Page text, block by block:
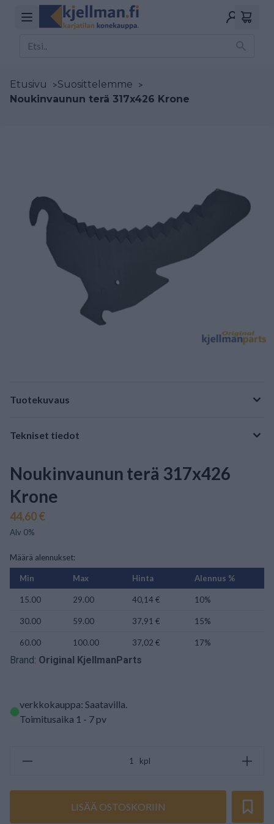
Etusivu >Suosittelemme >
Noukinvaunun terä 317x426 Krone
Tuotekuvaus
Tekniset tiedot
Noukinvaunun terä 317x426
Krone
44,60 €
Alv 0%
Määrä alennukset:
Min Max Hinta Alennus %
15.00 29.00 40,14 € 10%
30.00 59.00 37,91 € 15%
60.00 100.00 37,02 € 17%
Brand: Original KjellmanParts
verkkokauppa: Saatavilla.
Toimitusaika 1 - 7 pv
kpl
LISÄÄ OSTOSKORIIN